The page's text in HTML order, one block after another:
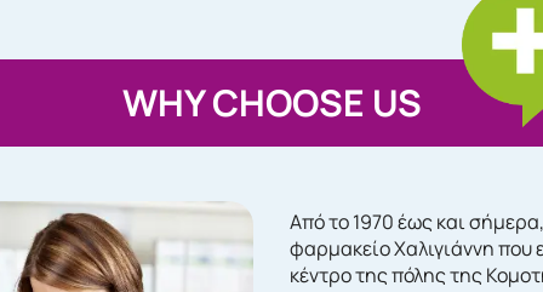
WHY CHOOSE US
Από το 1970 έως και
φαρμακείο Χαλιγιάννη που
κέντρο της πόλης της